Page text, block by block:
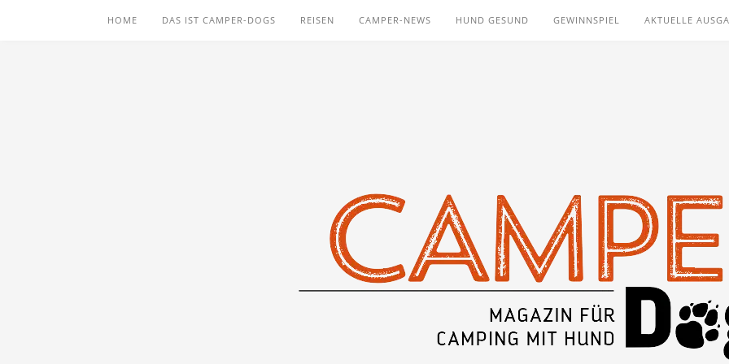
HOME DAS IST CAMPER-DOGS REISEN CAMPER-NEWS HUND GESUND GEWINNSPIEL AKTUELLE